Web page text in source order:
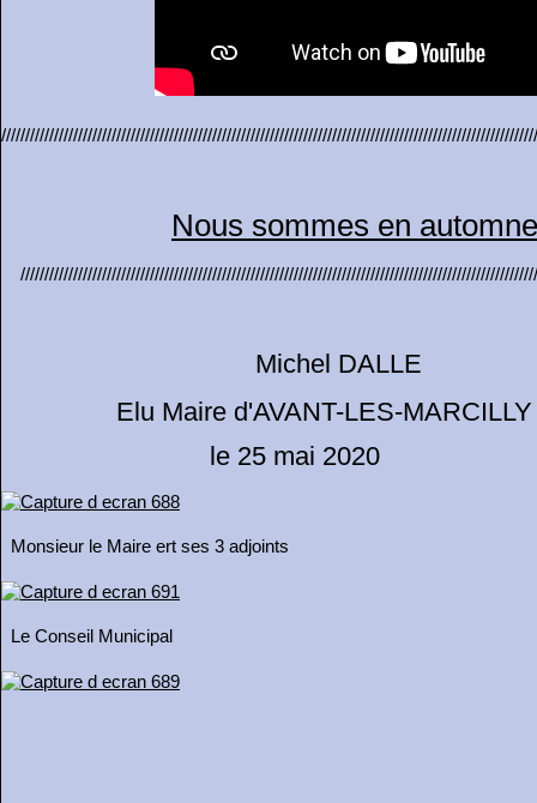
Nous sommes en automne
Michel DALLE
Elu Maire d'AVANT-LES-MARCILLY
le 25 mai 2020
Monsieur le Maire ert ses 3 adjoints
Le Conseil Municipal